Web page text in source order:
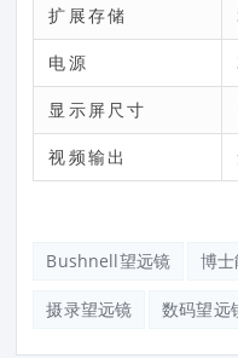
扩展存储
电源
显示屏尺寸
视频输出
Bushnell望远镜 博
摄录望远镜 数码望远